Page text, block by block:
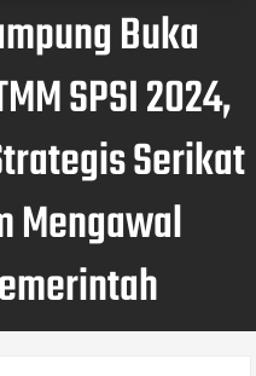
Buka
SPSI 2024,
Serikat
Mengawal